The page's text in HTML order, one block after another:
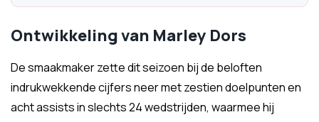
Ontwikkeling van Marley Dors
De smaakmaker zette dit seizoen bij de beloften
indrukwekkende cijfers neer met zestien doelpunten en
acht assists in slechts 24 wedstrijden, waarmee hij